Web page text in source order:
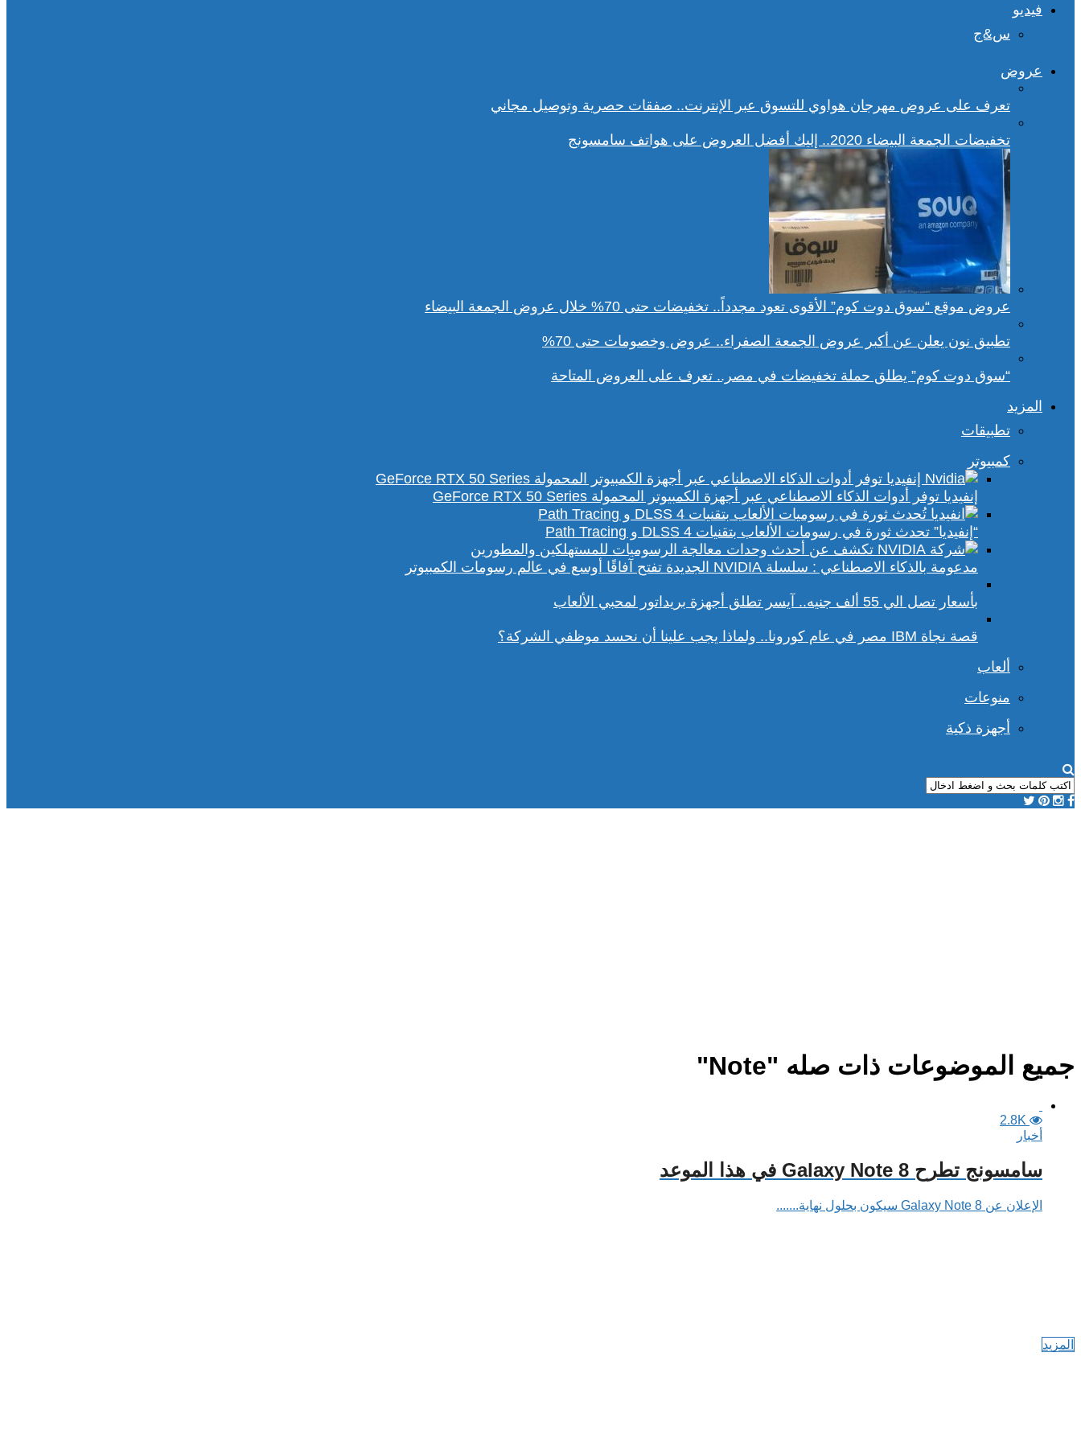
فيديو
س&ج
عروض
تعرف على عروض مهرجان هواوي للتسوق عبر الإنترنت.. صفقات حصرية وتوصيل مجاني
تخفيضات الجمعة البيضاء 2020.. إليك أفضل العروض على هواتف سامسونج
عروض موقع “سوق دوت كوم” الأقوى تعود مجدداً.. تخفيضات حتى 70% خلال عروض الجمعة البيضاء
تطبيق نون يعلن عن أكبر عروض الجمعة الصفراء.. عروض وخصومات حتى 70%
“سوق دوت كوم” يطلق حملة تخفيضات في مصر.. تعرف على العروض المتاحة
المزيد
تطبيقات
كمبيوتر
إنفيديا توفر أدوات الذكاء الاصطناعي عبر أجهزة الكمبيوتر المحمولة GeForce RTX 50 Series
“إنفيديا” تحدث ثورة في رسومات الألعاب بتقنيات DLSS 4 و Path Tracing
مدعومة بالذكاء الاصطناعي : سلسلة NVIDIA الجديدة تفتح آفاقًا أوسع في عالم رسومات الكمبيوتر
بأسعار تصل الي 55 ألف جنيه.. آيسر تطلق أجهزة بريداتور لمحبي الألعاب
قصة نجاة IBM مصر في عام كورونا.. ولماذا يجب علينا أن نحسد موظفي الشركة؟
ألعاب
منوعات
أجهزة ذكية
جميع الموضوعات ذات صله "Note"
2.8K
أخبار
سامسونج تطرح Galaxy Note 8 في هذا الموعد
الإعلان عن Galaxy Note 8 سيكون بحلول نهاية.......
المزيد